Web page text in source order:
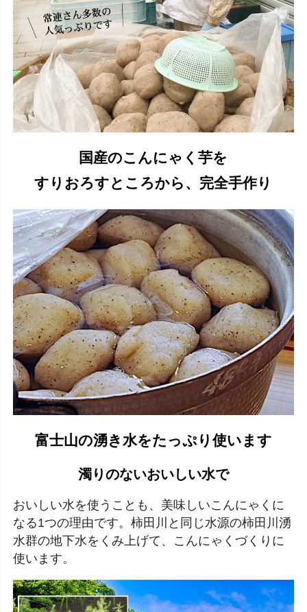
国産のこんにゃく芋を
すりおろすところから、完全手作り
富士山の湧き水をたっぷり使います
濁りのないおいしい水で
おいしい水を使うことも、美味しいこんにゃくに
なる1つの理由です。柿田川と同じ水源の柿田川湧
水群の地下水をくみ上げて、こんにゃくづくりに
使います。